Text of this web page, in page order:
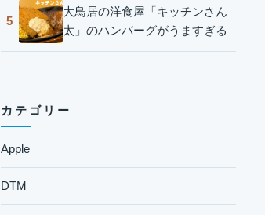
5
大鳥居の洋食屋「キッチンさん
太」のハンバーグがうますぎる
カテゴリー
Apple
DTM